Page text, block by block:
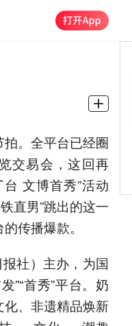
。全平台已经圈
交易会，这回再
文博首秀”活动
直男”跳出的这一
传播爆款。
社）主办，为国
”“首秀”平台。奶
、非遗精品焕新